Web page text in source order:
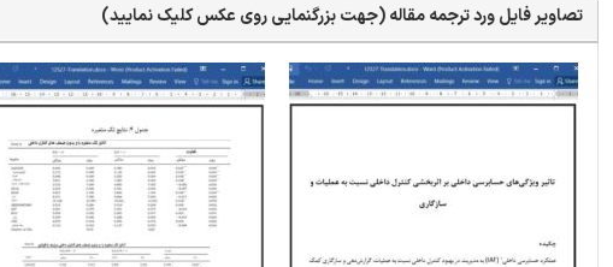
تصاویر فایل ورد ترجمه مقاله (جهت بزرگنمایی روی عکس کلیک نمایید)